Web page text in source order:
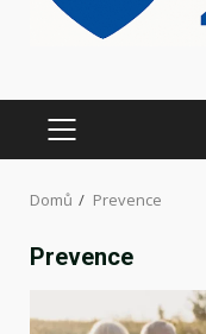
Domů Prevence
Prevence